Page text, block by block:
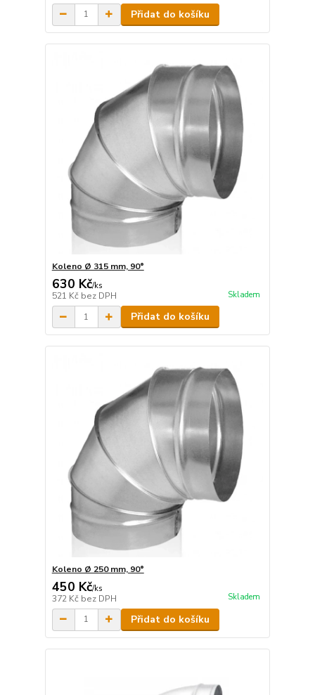
Přidat do košíku
Koleno Ø 315 mm, 90°
630 Kč/ks
521 Kč bez DPH Skladem
Přidat do košíku
Koleno Ø 250 mm, 90°
450 Kč/ks
372 Kč bez DPH Skladem
Přidat do košíku